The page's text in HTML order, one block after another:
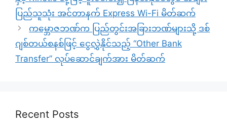
ပြည်သူသုံး အင်တာနက် Express Wi-Fi မိတ်ဆက်
ကမ္ဘောဇဘဏ်က ပြည်တွင်းအခြားဘဏ်များသို့ ဒစ်
ဂျစ်တယ်စနစ်ဖြင့် ငွေလွှဲနိုင်သည့် “Other Bank
Transfer” လုပ်ဆောင်ချက်အား မိတ်ဆက်
Recent Posts